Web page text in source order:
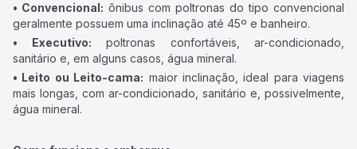
• Convencional: ônibus com poltronas do tipo convencional
geralmente possuem uma inclinação até 45º e banheiro.
• Executivo: poltronas confortáveis, ar-condicionado,
sanitário e, em alguns casos, água mineral.
• Leito ou Leito-cama: maior inclinação, ideal para viagens
mais longas, com ar-condicionado, sanitário e, possivelmente,
água mineral.